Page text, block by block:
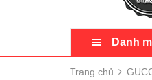
Danh
Trang chủ